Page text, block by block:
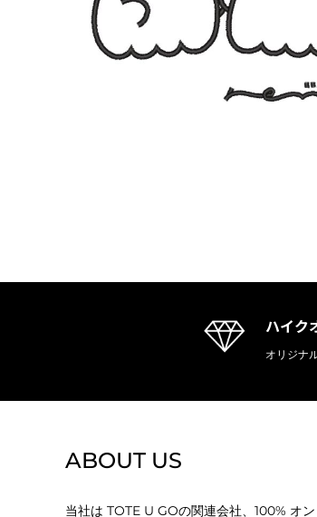
ハイク
オリジナ
ABOUT US
当社は TOTE U GOの関連会社、100% オン